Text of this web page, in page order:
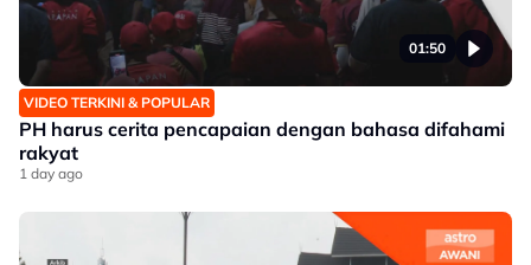
01:50
VIDEO TERKINI & POPULAR
PH harus cerita pencapaian dengan bahasa difahami
rakyat
1 day ago